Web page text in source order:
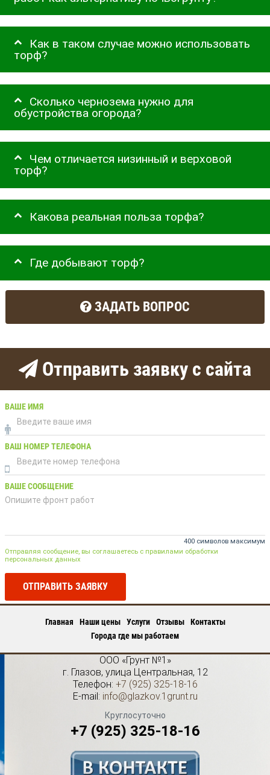
Как в таком случае можно использовать
торф?
Сколько чернозема нужно для
обустройства огорода?
Чем отличается низинный и верховой
торф?
Какова реальная польза торфа?
Где добывают торф?
ЗАДАТЬ ВОПРОС
Отправить заявку с сайта
ВАШЕ ИМЯ
ВАШ НОМЕР ТЕЛЕФОНА
ВАШЕ СООБЩЕНИЕ
400 символов максимум
Отправляя сообщение, вы соглашаетесь с правилами обработки
персональных данных
ОТПРАВИТЬ ЗАЯВКУ
Главная Наши цены Услуги Отзывы
Контакты
Города где мы работаем
ООО «Грунт №1»
г. Глазов, улица Центральная, 12
Телефон: +7 (925) 325-18-16
E-mail: info@glazkov.1grunt.ru
Круглосуточно
+7 (925) 325-18-16